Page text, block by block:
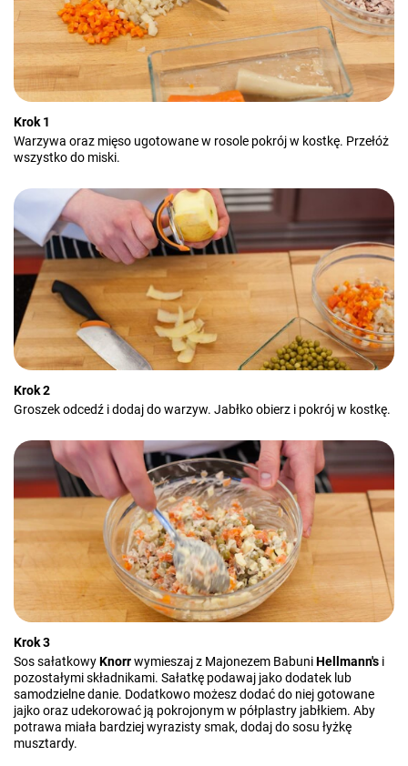
Krok 1
Warzywa oraz mięso ugotowane w rosole pokrój w kostkę. Przełóż
wszystko do miski.
Krok 2
Groszek odcedź i dodaj do warzyw. Jabłko obierz i pokrój w kostkę.
Krok 3
Sos sałatkowyKnorrwymieszaj z Majonezem BabuniHellmann's i
pozostałymi składnikami. Sałatkę podawaj jako dodatek lub
samodzielne danie. Dodatkowo możesz dodać do niej gotowane
jajko oraz udekorować ją pokrojonym w półplastry jabłkiem. Aby
potrawa miała bardziej wyrazisty smak, dodaj do sosu łyżkę
musztardy.